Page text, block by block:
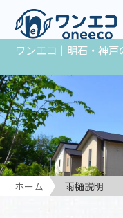
ワンエコ｜明石・神
ホーム 雨樋説明